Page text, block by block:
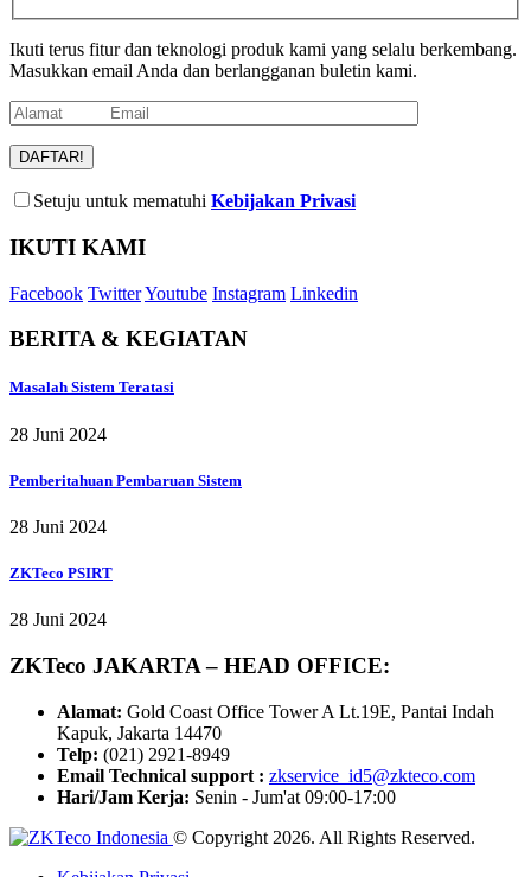
Ikuti terus fitur dan teknologi produk kami yang selalu berkembang.
Masukkan email Anda dan berlangganan buletin kami.
Setuju untuk mematuhi Kebijakan Privasi
IKUTI KAMI
Facebook TwitterYoutube Instagram Linkedin
BERITA & KEGIATAN
Masalah Sistem Teratasi
28 Juni 2024
Pemberitahuan Pembaruan Sistem
28 Juni 2024
ZKTeco PSIRT
28 Juni 2024
ZKTeco JAKARTA – HEAD OFFICE:
Alamat: Gold Coast Office Tower A Lt.19E, Pantai Indah
Kapuk, Jakarta 14470
Telp: (021) 2921-8949
Email Technical support : zkservice_id5@zkteco.com
Hari/Jam Kerja: Senin - Jum'at 09:00-17:00
© Copyright 2026. All Rights Reserved.